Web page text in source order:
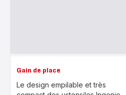
Gain de place
Le design empilable et très